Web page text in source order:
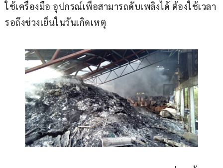
ใช้เครื่องมือ อุปกรณ์เพื่อสามารถดับเพลิงได้ ต้องใช้เวลา
รอถึงช่วงเย็นในวันเกิดเหตุ